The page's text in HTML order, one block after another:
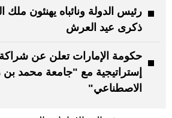
رئيس الدولة ونائباه يهنئون ملك
ذكرى عيد العرش
حكومة الإمارات تعلن عن
إستراتيجية مع "جامعة محمد بن
الاصطناعي"